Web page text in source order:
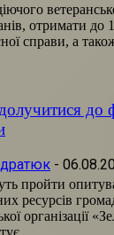
отримати до
справи, а
до
-
пройти
ресурсів
організації